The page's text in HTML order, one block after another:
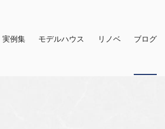
実例集 モデルハウス リノベ ブログ